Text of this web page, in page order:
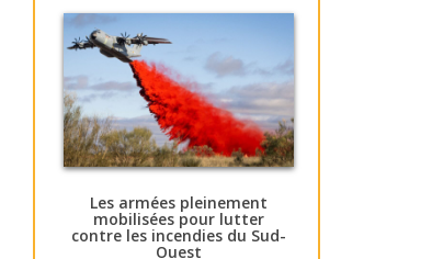
Les armées pleinement
mobilisées pour lutter
contre les incendies du Sud-
Ouest